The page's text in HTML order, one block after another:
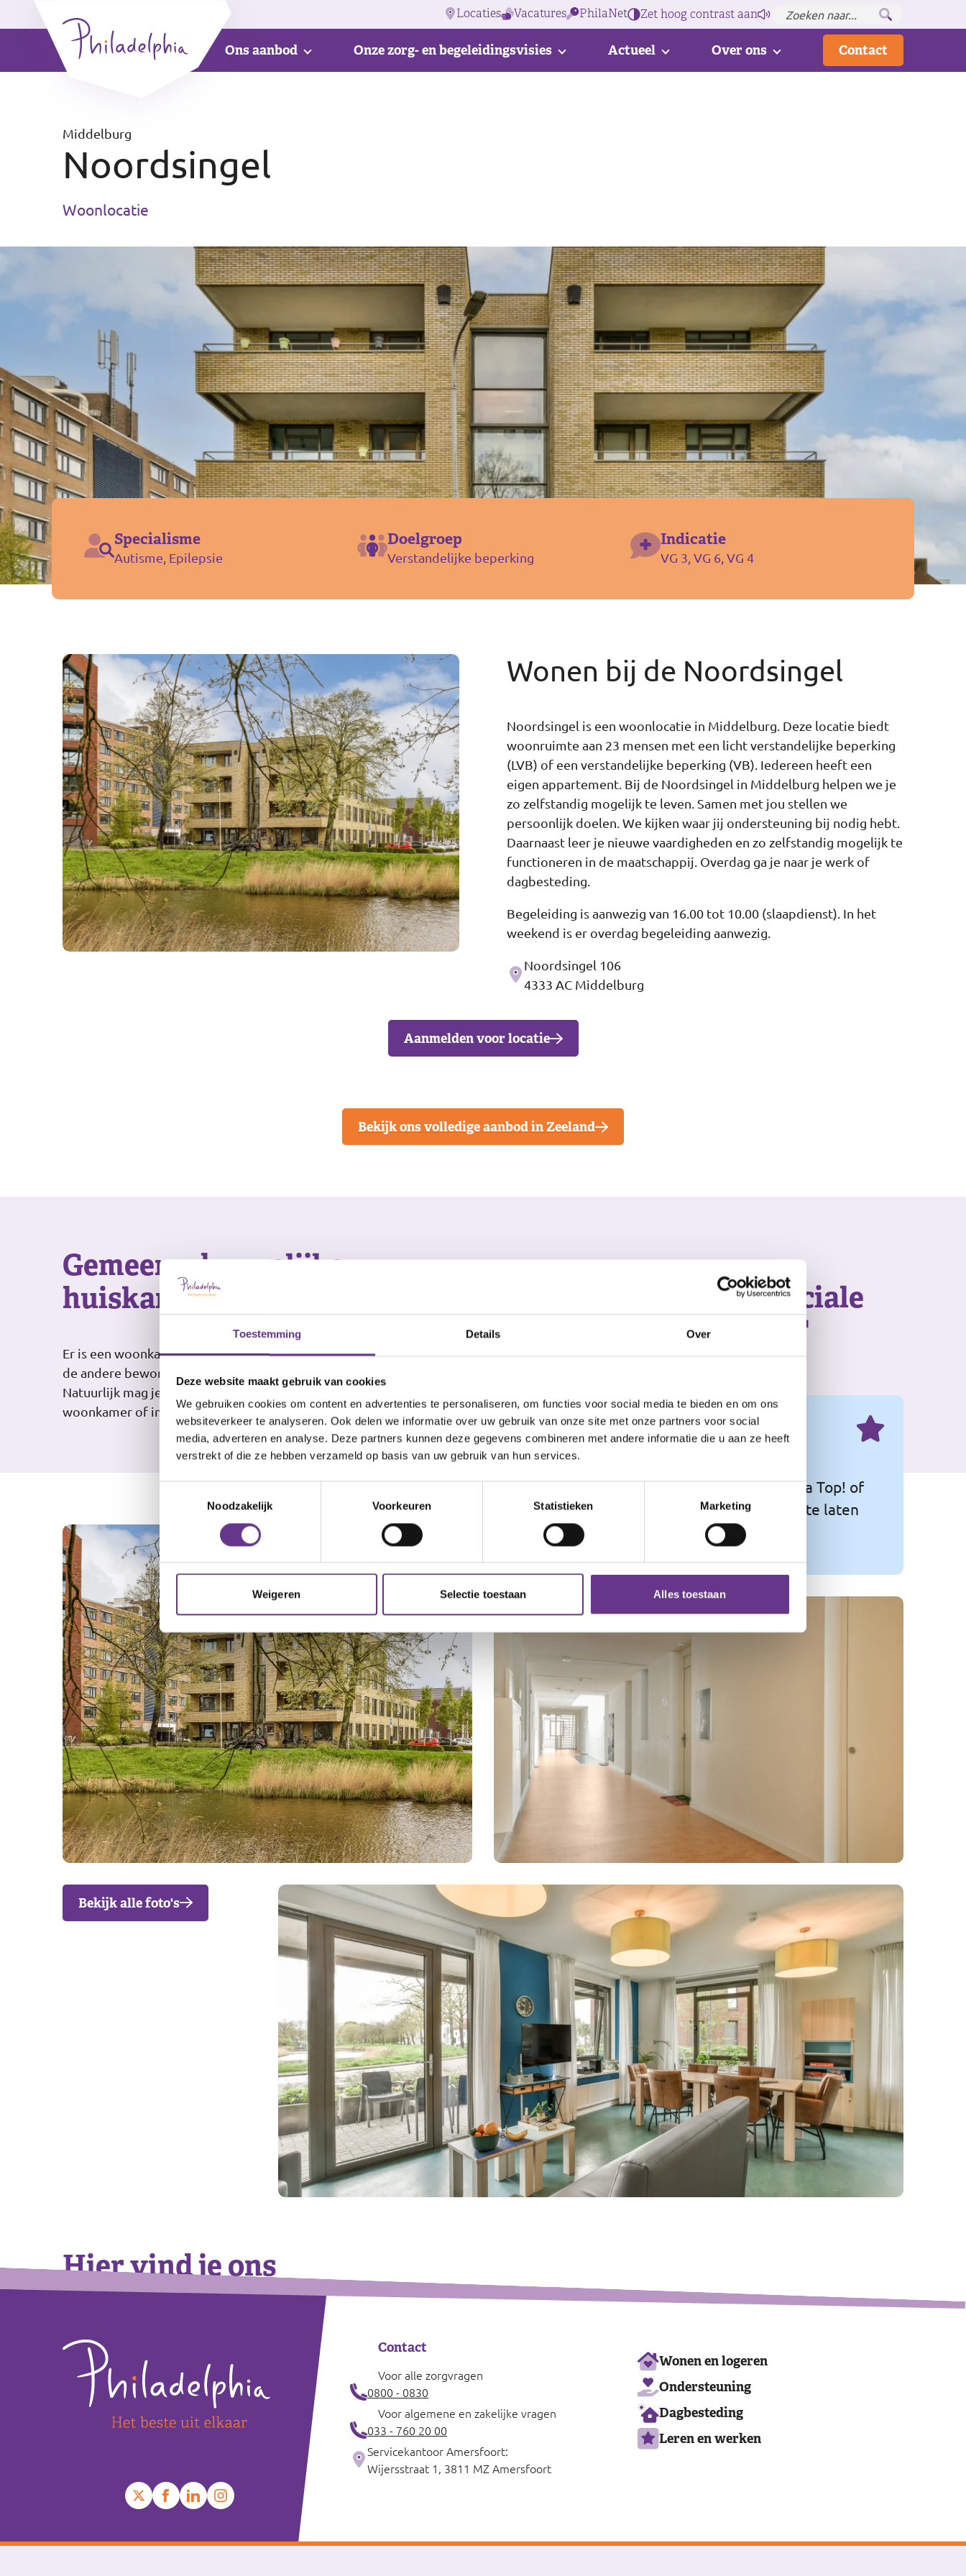
Toestemming Details Over
Deze website maakt gebruik van cookies
We gebruiken cookies om content en advertenties te personaliseren, om functies voor social media te bieden en om ons
websiteverkeer te analyseren. Ook delen we informatie over uw gebruik van onze site met onze partners voor social
media, adverteren en analyse. Deze partners kunnen deze gegevens combineren met andere informatie die u aan ze heeft
verstrekt of die ze hebben verzameld op basis van uw gebruik van hun services.
Noodzakelijk
Voorkeuren Statistieken Marketing
Weigeren Selectie toestaan Alles toestaan
Locaties Vacatures PhilaNet Zet hoog contrast aan
Ons aanbod Onze zorg- en begeleidingsvisies Actueel Over ons Contact
Middelburg
Noordsingel
Woonlocatie
Specialisme
Autisme, Epilepsie
Doelgroep
Verstandelijke beperking
Indicatie
VG 3, VG 6, VG 4
Wonen bij de Noordsingel
Noordsingel is een woonlocatie in Middelburg. Deze locatie biedt
woonruimte aan 23 mensen met een licht verstandelijke beperking
(LVB) of een verstandelijke beperking (VB). Iedereen heeft een
eigen appartement. Bij de Noordsingel in Middelburg helpen we je
zo zelfstandig mogelijk te leven. Samen met jou stellen we
persoonlijk doelen. We kijken waar jij ondersteuning bij nodig hebt.
Daarnaast leer je nieuwe vaardigheden en zo zelfstandig mogelijk te
functioneren in de maatschappij. Overdag ga je naar je werk of
dagbesteding.
Begeleiding is aanwezig van 16.00 tot 10.00 (slaapdienst). In het
weekend is er overdag begeleiding aanwezig.
Adres
Noordsingel 106
4333 AC Middelburg
Aanmelden voor locatie
Bekijk ons volledige aanbod in Zeeland
Gemeenschappelijke
huiskamer
Er is een woonkamer waar je gezellig kunt koffiedrinken of eten met
de andere bewoners. Elke dag wordt er gekookt door de begeleiding.
Natuurlijk mag je ook zelf koken. Je kunt kiezen of je wilt eten in de
woonkamer of in je eigen appartement.
"We helpen je ook je sociale
netwerk uit te breiden"
94,1%
van de cliënten geeft aan dat Philadelphia Top! of
Goed helpt om hen het beste uit zichzelf te laten
halen'.
Bekijk alle foto's
Hier vind je ons
Leaflet
Contact
Voor alle zorgvragen
0800 - 0830
Voor algemene en zakelijke vragen
033 - 760 20 00
Servicekantoor Amersfoort:
Wijersstraat 1, 3811 MZ Amersfoort
Ons
aanbod
Wonen en logeren
Ondersteuning
Dagbesteding
Leren en werken